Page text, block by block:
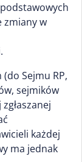
zmiany w
Sejmu RP,
sejmików
każdej
ma jednak